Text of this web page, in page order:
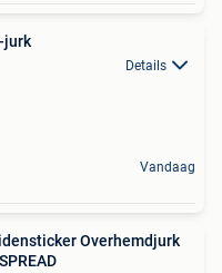
jurk
Details
Vandaag
Overhemdjurk